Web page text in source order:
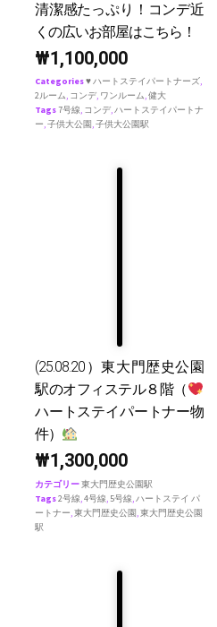
清潔感たっぷり！コンデ近
くの広いお部屋はこちら！
₩1,100,000
Categories♥ ハートステイパートナーズ,
2ルーム, コンデ, ワンルーム,健大
Tags7号線, コンデ,ハートステイパートナ
ー,子供大公園 ,子供大公園駅
(25.08.20）東大門歴史公園
駅のオフィステル８階（
ハートステイパートナー物
件）
₩1,300,000
カテゴリー東大門歴史公園駅
Tags2号線,4号線, 5号線,ハートステイ パ
ートナー,東大門歴史公園,東大門歴史公園
駅